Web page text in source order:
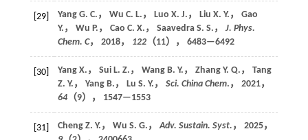
[29]
Yang G. C.， Wu C. L.， Luo X. J.， Liu X. Y.， Gao
Y.， Wu P.， Cao C. X.， Saavedra S. S.， J. Phys.
Chem. C， 2018， 122（11）， 6483—6492
[30]
Yang X.， Sui L. Z.， Wang B. Y.， Zhang Y. Q.， Tang
Z. Y.， Yang B.， Lu S. Y.， Sci. China Chem.， 2021，
64（9）， 1547—1553
[31] Cheng Z. Y.， Wu S. G.，Adv. Sustain. Syst. ， 2025，